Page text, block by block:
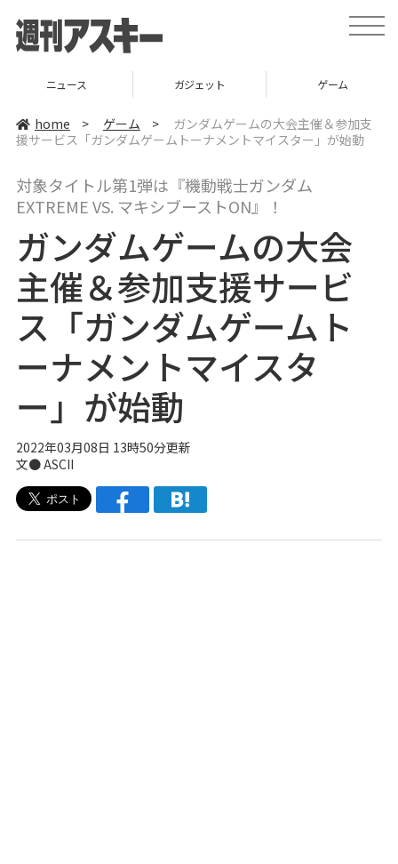
t
o
a
v
ニュース ガジェット ゲーム
home > ゲーム >
ガンダムゲームの大会主催＆参加支
援サービス「ガンダムゲームトーナメントマイスター」が始動
対象タイトル第1弾は『機動戦士ガンダム
EXTREME VS. マキシブーストON』！
ガンダムゲームの大会
主催＆参加支援サービ
ス「ガンダムゲームト
ーナメントマイスタ
ー」が始動
2022年03月08日 13時50分更新
文● ASCII